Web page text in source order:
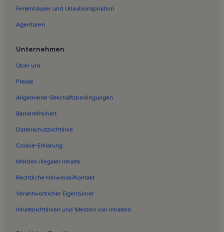
Ferienhäuser und Urlaubsinspiration
Agenturen
Unternehmen
Über uns
Presse
Allgemeine Geschäftsbedingungen
Barrierefreiheit
Datenschutzrichtlinie
Cookie-Erklärung
Melden illegaler Inhalte
Rechtliche Hinweise/Kontakt
Verantwortlicher Eigentümer
Inhaltsrichtlinien und Melden von Inhalten